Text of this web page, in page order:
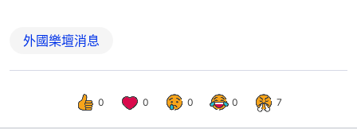
外國樂壇消息
0 0 0 0 7